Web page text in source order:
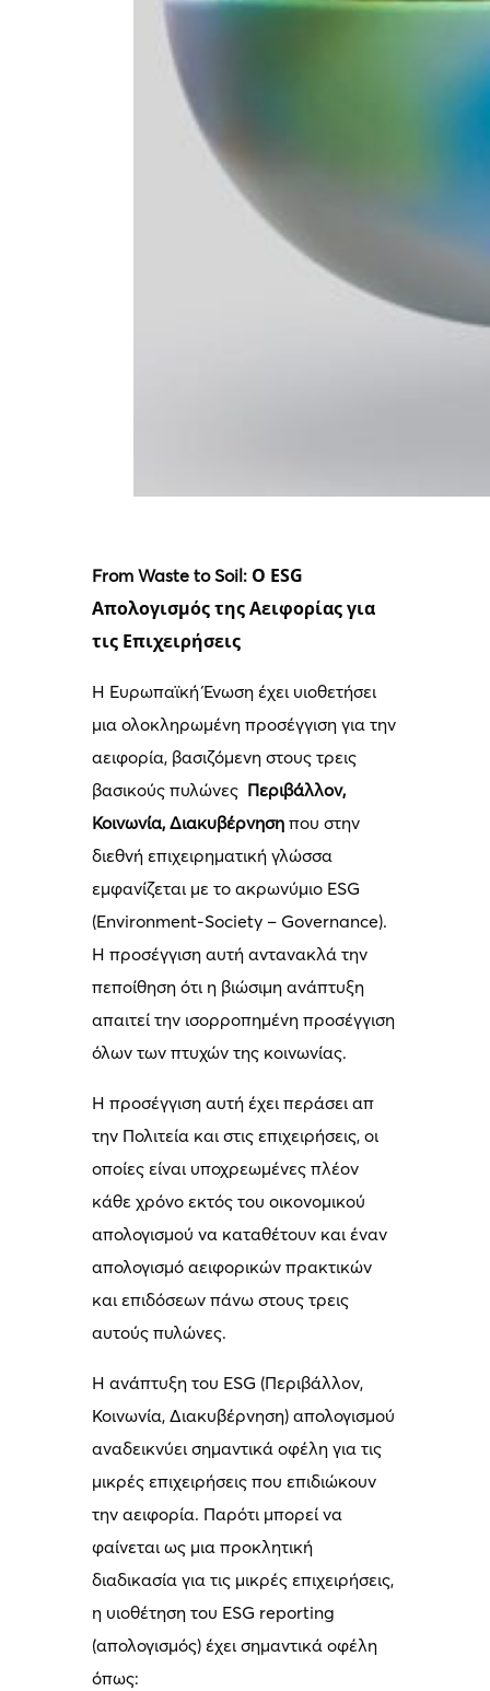
From Waste to Soil: Ο ESG
Απολογισμός της Αειφορίας για
τις Επιχειρήσεις
Η Ευρωπαϊκή Ένωση έχει υιοθετήσει
μια ολοκληρωμένη προσέγγιση για την
αειφορία, βασιζόμενη στους τρεις
βασικούς πυλώνες Περιβάλλον,
Κοινωνία, Διακυβέρνησηπου στην
διεθνή επιχειρηματική γλώσσα
εμφανίζεται με το ακρωνύμιο ESG
(Environment-Society – Governance).
Η προσέγγιση αυτή αντανακλά την
πεποίθηση ότι η βιώσιμη ανάπτυξη
απαιτεί την ισορροπημένη προσέγγιση
όλων των πτυχών της κοινωνίας.
Η προσέγγιση αυτή έχει περάσει απ
την Πολιτεία και στις επιχειρήσεις, οι
οποίες είναι υποχρεωμένες πλέον
κάθε χρόνο εκτός του οικονομικού
απολογισμού να καταθέτουν και έναν
απολογισμό αειφορικών πρακτικών
και επιδόσεων πάνω στους τρεις
αυτούς πυλώνες.
Η ανάπτυξη του ESG (Περιβάλλον,
Κοινωνία, Διακυβέρνηση) απολογισμού
αναδεικνύει σημαντικά οφέλη για τις
μικρές επιχειρήσεις που επιδιώκουν
την αειφορία. Παρότι μπορεί να
φαίνεται ως μια προκλητική
διαδικασία για τις μικρές επιχειρήσεις,
η υιοθέτηση του ESG reporting
(απολογισμός) έχει σημαντικά οφέλη
όπως: